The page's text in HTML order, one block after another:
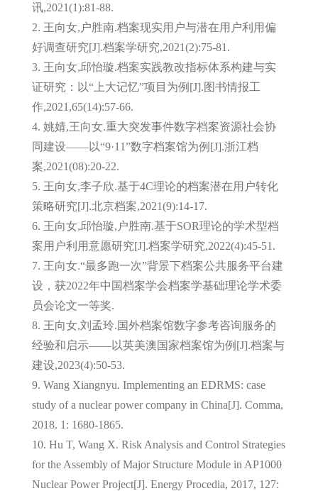
讯,2021(1):81-88.
2. 王向女,户胜南.档案现实用户与潜在用户利用偏
好调查研究[J].档案学研究,2021(2):75-81.
3. 王向女,邱怡璇.档案实践教改指标体系构建与实
证研究：以“上大记忆”项目为例[J].图书情报工
作,2021,65(14):57-66.
4. 姚婧,王向女.重大突发事件数字档案资源社会协
同建设——以“9·11”数字档案馆为例[J].浙江档
案,2021(08):20-22.
5. 王向女,李子欣.基于4C理论的档案潜在用户转化
策略研究[J].北京档案,2021(9):14-17.
6. 王向女,邱怡璇,户胜南.基于SOR理论的学术型档
案用户利用意愿研究[J].档案学研究,2022(4):45-51.
7. 王向女.“最多跑一次”背景下档案公共服务平台建
设，获2022年中国档案学会档案学基础理论学术委
员会论文一等奖.
8. 王向女,刘孟玲.国外档案馆数字参考咨询服务的
经验和启示——以英美澳国家档案馆为例[J].档案与
建设,2023(4):50-53.
9. Wang Xiangnyu. Implementing an EDRMS: case
study of a nuclear power company in China[J]. Comma,
2018. 1: 1680-1865.
10. Hu T, Wang X. Risk Analysis and Control Strategies
for the Assembly of Major Structure Module in AP1000
Nuclear Power Project[J]. Energy Procedia, 2017, 127: